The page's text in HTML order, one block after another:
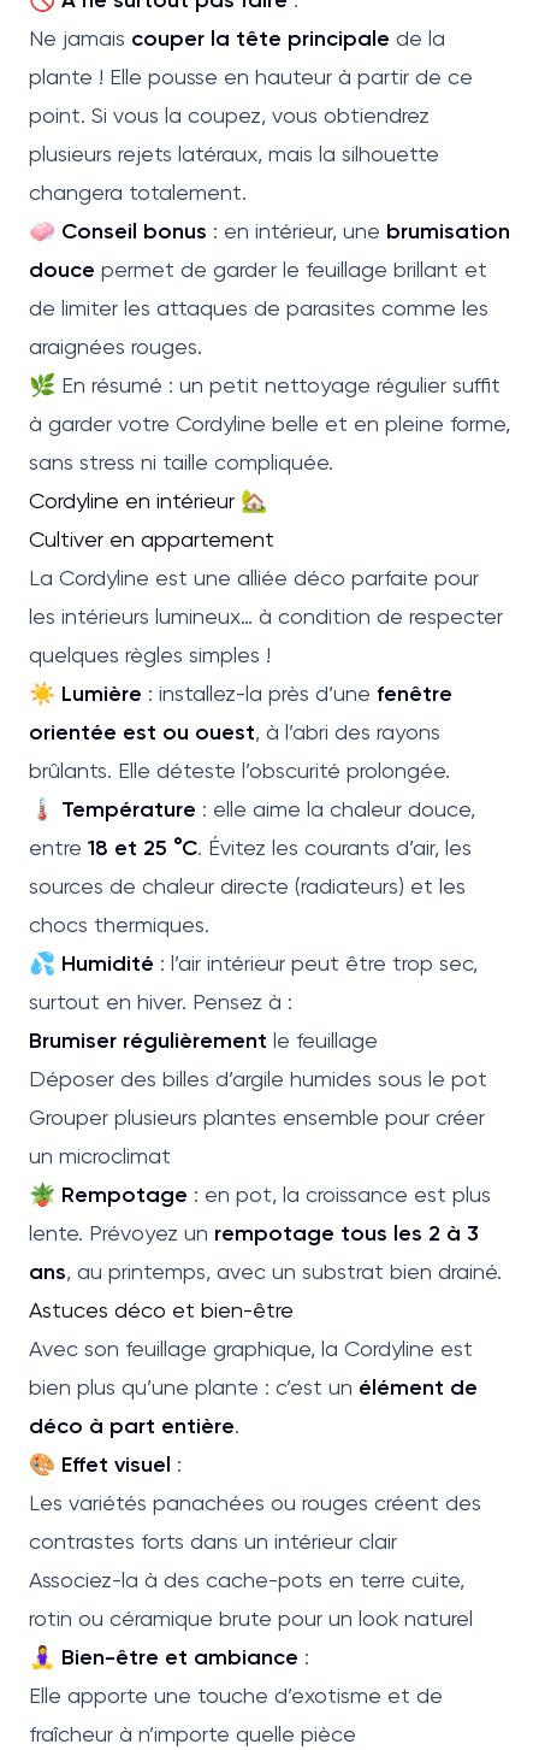
Ne jamais couper la tête principale de la
plante ! Elle pousse en hauteur à partir de ce
point. Si vous la coupez, vous obtiendrez
plusieurs rejets latéraux, mais la silhouette
changera totalement.
🧼 Conseil bonus : en intérieur, une brumisation
douce permet de garder le feuillage brillant et
de limiter les attaques de parasites comme les
araignées rouges.
🌿 En résumé : un petit nettoyage régulier suffit
à garder votre Cordyline belle et en pleine forme,
sans stress ni taille compliquée.
Cordyline en intérieur 🏡
Cultiver en appartement
La Cordyline est une alliée déco parfaite pour
les intérieurs lumineux… à condition de respecter
quelques règles simples !
☀️ Lumière : installez-la près d’une fenêtre
orientée est ou ouest, à l’abri des rayons
brûlants. Elle déteste l’obscurité prolongée.
🌡️ Température : elle aime la chaleur douce,
entre 18 et 25 °C. Évitez les courants d’air, les
sources de chaleur directe (radiateurs) et les
chocs thermiques.
💦 Humidité : l’air intérieur peut être trop sec,
surtout en hiver. Pensez à :
Brumiser régulièrement le feuillage
Déposer des billes d’argile humides sous le pot
Grouper plusieurs plantes ensemble pour créer
un microclimat
🪴 Rempotage : en pot, la croissance est plus
lente. Prévoyez un rempotage tous les 2 à 3
ans, au printemps, avec un substrat bien drainé.
Astuces déco et bien-être
Avec son feuillage graphique, la Cordyline est
bien plus qu’une plante : c’est un élément de
déco à part entière.
🎨 Effet visuel :
Les variétés panachées ou rouges créent des
contrastes forts dans un intérieur clair
Associez-la à des cache-pots en terre cuite,
rotin ou céramique brute pour un look naturel
🧘‍♀️ Bien-être et ambiance :
Elle apporte une touche d’exotisme et de
fraîcheur à n’importe quelle pièce